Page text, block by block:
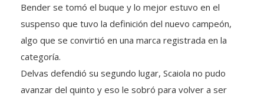
Bender se tomó el buque y lo mejor estuvo en el
suspenso que tuvo la definición del nuevo campeón,
algo que se convirtió en una marca registrada en la
categoría.
Delvas defendió su segundo lugar, Scaiola no pudo
avanzar del quinto y eso le sobró para volver a ser